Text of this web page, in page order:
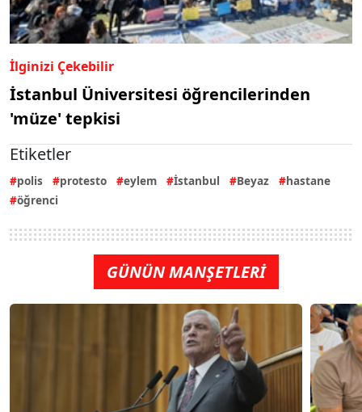
İlginizi Çekebilir
İstanbul Üniversitesi öğrencilerinden
'müze' tepkisi
Etiketler
polis protesto eylem İstanbul Beyaz
hastane
öğrenci
GÜNÜN MANŞETLERİ